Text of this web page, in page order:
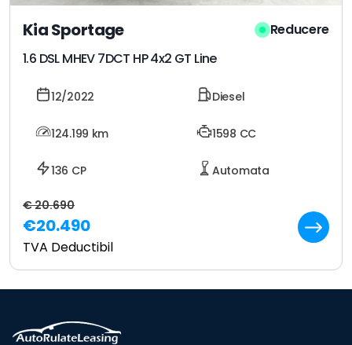
Kia Sportage
1.6 DSL MHEV 7DCT HP 4x2 GT Line
Reducere
12/2022 Diesel
124.199 km 1598 CC
136 CP Automata
€ 20.690
€20.490
TVA Deductibil